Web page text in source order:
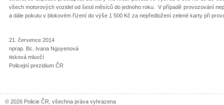
všech motorových vozidel od šesti měsíců do jednoho roku. V případě provozování
a dále pokutu v blokovém řízení do výše 1 500 Kč za nepředložení zelené karty při
21. července 2014
nprap. Bc. Ivana Nguyenová
tisková mluvčí
Policejní prezidium ČR
© 2026 Policie ČR, všechna práva vyhrazena